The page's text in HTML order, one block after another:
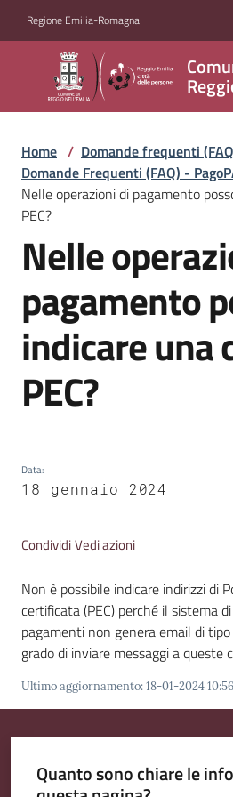
Regione Emilia-Romagna
di
Reggio
Emilia
Amministrazione
Servizi
Novità
Vivere
Reggio
Emilia
gli
T
u
r
s
o
Home / Domande frequenti
Domande Frequenti (FAQ) -
Nelle operazioni di pagamento
PEC?
Salta al contenuto
Nelle
pagamento
indicare una
PEC?
Data:
18 gennaio 2024
CondividiVedi azioni
Non è possibile indicare indirizzi di
certificata (PEC) perché il sistema
pagamenti non genera email di
grado di inviare messaggi a queste
Ultimo aggiornamento:18-01-2024 10:56
Quanto sono chiare le